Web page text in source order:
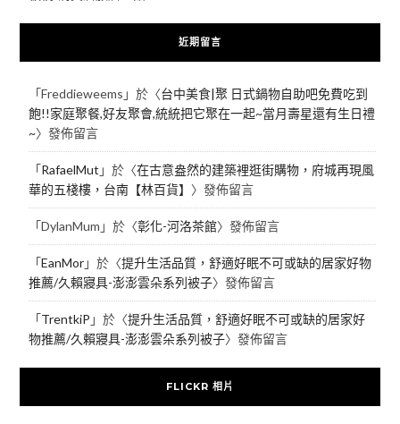
近期留言
「Freddieweems 」於〈台中美食|聚 日式鍋物自助吧免費吃到
飽!!家庭聚餐,好友聚會,統統把它聚在一起~當月壽星還有生日禮
~〉發佈留言
「RafaelMut 」於〈在古意盎然的建築裡逛街購物，府城再現風
華的五棧樓，台南【林百貨】 〉發佈留言
「DylanMum 」於〈彰化-河洛茶館〉發佈留言
「EanMor」於〈提升生活品質，舒適好眠不可或缺的居家好物
推薦/久賴寢具-澎澎雲朵系列被子〉發佈留言
「TrentkiP 」於〈提升生活品質，舒適好眠不可或缺的居家好
物推薦/久賴寢具-澎澎雲朵系列被子〉發佈留言
FLICKR 相片